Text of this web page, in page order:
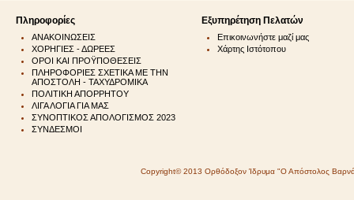
Πληροφορίες
ΑΝΑΚΟΙΝΩΣΕΙΣ
ΧΟΡΗΓΙΕΣ - ΔΩΡΕΕΣ
ΟΡΟΙ ΚΑΙ ΠΡΟΫΠΟΘΕΣΕΙΣ
ΠΛΗΡΟΦΟΡΙΕΣ ΣΧΕΤΙΚΑ ΜΕ ΤΗΝ
ΑΠΟΣΤΟΛΗ - ΤΑΧΥΔΡΟΜΙΚΑ
ΠΟΛΙΤΙΚΗ ΑΠΟΡΡΗΤΟΥ
ΛΙΓΑ ΛΟΓΙΑ ΓΙΑ ΜΑΣ
ΣΥΝΟΠΤΙΚΟΣ ΑΠΟΛΟΓΙΣΜΟΣ 2023
ΣΥΝΔΕΣΜΟΙ
Εξυπηρέτηση Πελατών
Επικοινωνήστε μαζί μας
Χάρτης Ιστότοπου
Copyright© 2013 Ορθόδοξον Ίδρυμα "Ο Απόστολος